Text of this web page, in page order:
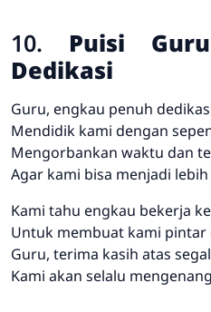
10. Puisi
Dedikasi
Guru, engkau penuh
Mendidik kami dengan
Mengorbankan waktu dan
Agar kami bisa menjadi lebih
Kami tahu engkau bekerja
Untuk membuat kami pintar
Guru, terima kasih atas
Kami akan selalu